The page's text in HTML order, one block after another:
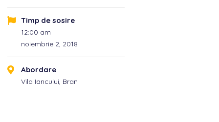
Timp de sosire
12:00 am
noiembrie 2, 2018
Abordare
Vila Iancului, Bran